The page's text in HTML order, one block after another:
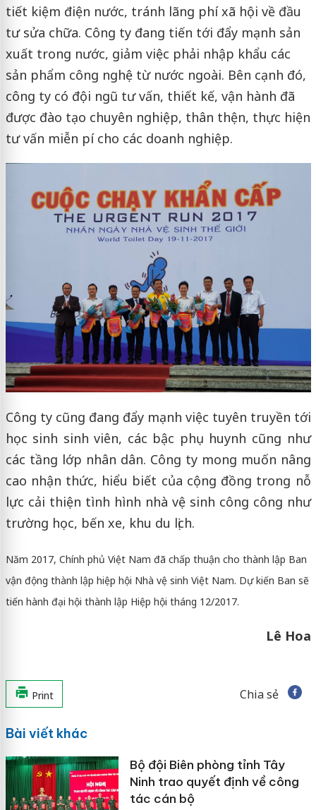
tiết kiệm điện nước, tránh lãng phí xã hội về đầu
tư sửa chữa. Công ty đang tiến tới đẩy mạnh sản
xuất trong nước, giảm việc phải nhập khẩu các
sản phẩm công nghệ từ nước ngoài. Bên cạnh đó,
công ty có đội ngũ tư vấn, thiết kế, vận hành đã
được đào tạo chuyên nghiệp, thân thện, thực hiện
tư vấn miễn pí cho các doanh nghiệp.
Công ty cũng đang đẩy mạnh việc tuyên truyền tới
học sinh sinh viên, các bậc phụ huynh cũng như
các tầng lớp nhân dân. Công ty mong muốn nâng
cao nhận thức, hiểu biết của cộng đồng trong nỗ
lực cải thiện tình hình nhà vệ sinh công công như
trường học, bến xe, khu du lịch.
Năm 2017, Chính phủ Việt Nam đã chấp thuận cho thành lập Ban
vận động thành lập hiệp hội Nhà vệ sinh Việt Nam. Dự kiến Ban sẽ
tiến hành đại hội thành lập Hiệp hội tháng 12/2017.
Lê Hoa
Print Chia sẻ
Bài viết khác
Bộ đội Biên phòng tỉnh Tây
Ninh trao quyết định về công
tác cán bộ